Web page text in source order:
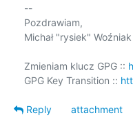
--
Pozdrawiam,
Michał "rysiek" Woźniak
Zmieniam klucz GPG ::
GPG Key Transition ::
Reply
attachment